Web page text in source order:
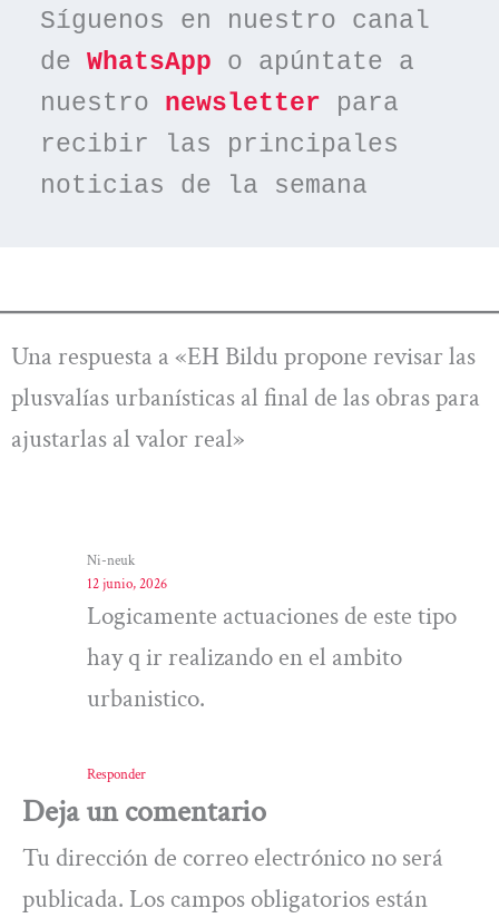
Síguenos en nuestro canal
de WhatsApp o apúntate a
nuestro newsletter para
recibir las principales
noticias de la semana
Una respuesta a «EH Bildu propone revisar las
plusvalías urbanísticas al final de las obras para
ajustarlas al valor real»
Ni-neuk
12 junio, 2026
Logicamente actuaciones de este tipo
hay q ir realizando en el ambito
urbanistico.
Responder
Deja un comentario
Tu dirección de correo electrónico no será
publicada. Los campos obligatorios están